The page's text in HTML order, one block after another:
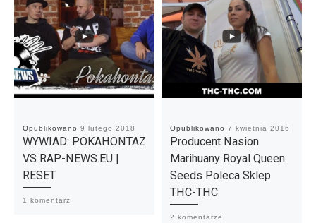
Opublikowano 9 lutego 2018
WYWIAD: POKAHONTAZ
VS RAP-NEWS.EU |
RESET
1 komentarz
Opublikowano 7 kwietnia 2016
Producent Nasion
Marihuany Royal Queen
Seeds Poleca Sklep
THC-THC
2 komentarze